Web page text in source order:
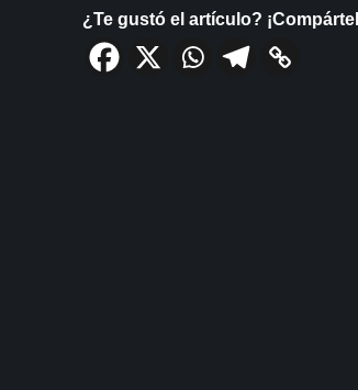
¿Te gustó el artículo?